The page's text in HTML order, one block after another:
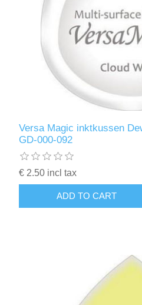
Versa Magic inktkussen
GD-000-092
€ 2.50 incl tax
ADD TO CART